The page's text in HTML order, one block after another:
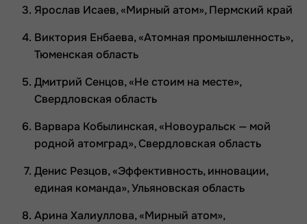
Ярослав Исаев, «Мирный атом», Пермский край
Виктория Енбаева, «Атомная промышленность»,
Тюменская область
Дмитрий Сенцов, «Не стоим на месте»,
Свердловская область
Варвара Кобылинская, «Новоуральск — мой
родной атомград», Свердловская область
Денис Резцов, «Эффективность, инновации,
единая команда», Ульяновская область
Арина Халиуллова, «Мирный атом»,